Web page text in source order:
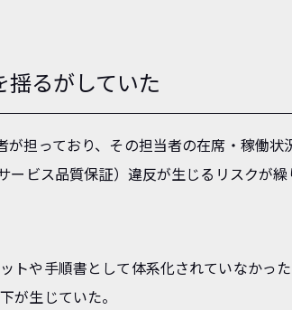
るがしていた
担っており、その担当者の在席・稼働状
ビス品質保証）違反が生じるリスクが繰
トや手順書として体系化されていなかっ
が生じていた。